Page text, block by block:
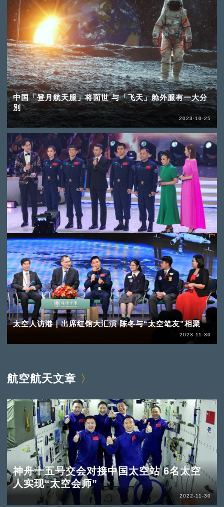
中国「登月航天服」将面世 与「飞天」舱外服有一大分
別
2023-10-25
太空人访港｜出席红馆大汇演 陈冬与“太空笔友”相聚
2023-11-30
航空航天文章
神舟十五号交会对接中国太空站 6名太空
人实现“太空会师”
2022-11-30